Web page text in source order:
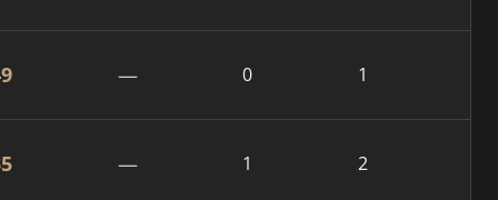
— 0 1
— 1 2